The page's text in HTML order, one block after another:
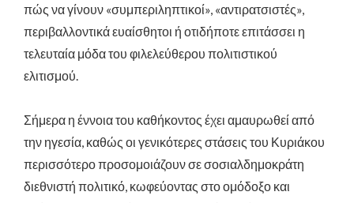
πώς να γίνουν «συμπεριληπτικοί», «αντιρατσιστές»,
περιβαλλοντικά ευαίσθητοι ή οτιδήποτε επιτάσσει η
τελευταία μόδα του φιλελεύθερου πολιτιστικού
ελιτισμού.
Σήμερα η έννοια του καθήκοντος έχει αμαυρωθεί από
την ηγεσία, καθώς οι γενικότερες στάσεις του Κυριάκου
περισσότερο προσομοιάζουν σε σοσιαλδημοκράτη
διεθνιστή πολιτικό, κωφεύοντας στο ομόδοξο και